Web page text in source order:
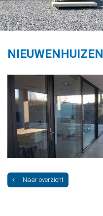
Naar overzicht